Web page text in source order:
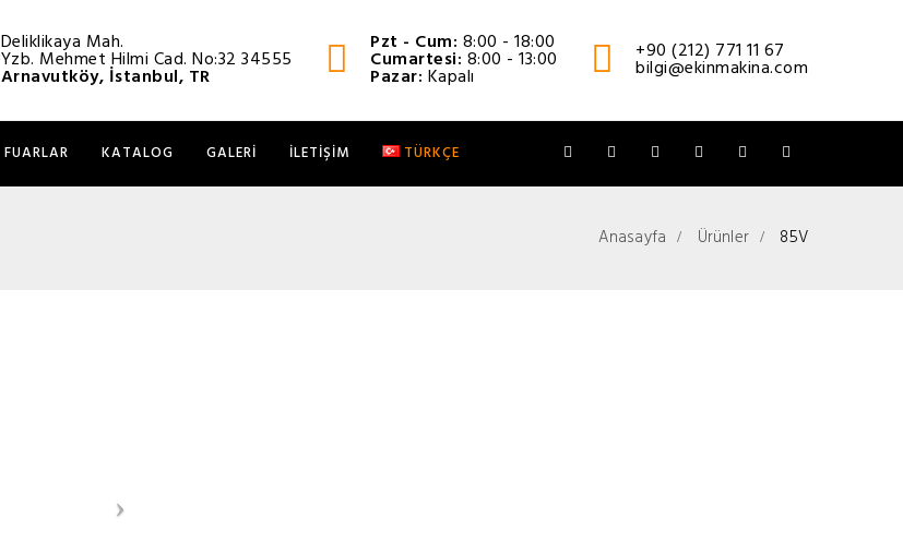
Deliklikaya Mah.
Yzb. Mehmet Hilmi Cad. No:32 34555
Arnavutköy, İstanbul, TR
Pzt - Cum: 8:00 - 18:00
Cumartesi: 8:00 - 13:00
Pazar: Kapalı
+90 (212) 771 11 67
bilgi@ekinmakina.com
FUARLAR KATALOG GALERI İLETIŞIM TÜRKÇE
Anasayfa Ürünler 85V